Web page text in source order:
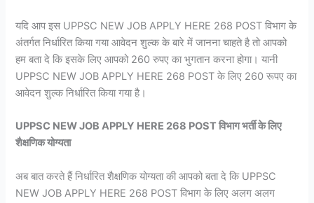
यदि आप इस UPPSC NEW JOB APPLY HERE 268 POST विभाग के
अंतर्गत निर्धारित किया गया आवेदन शुल्क के बारे में जानना चाहते है तो आपको
हम बता दे कि इसके लिए आपको 260 रुपए का भुगतान करना होगा। यानी
UPPSC NEW JOB APPLY HERE 268 POST के लिए 260 रूपए का
आवेदन शुल्क निर्धारित किया गया है।
UPPSC NEW JOB APPLY HERE 268 POST विभाग भर्ती के लिए
शैक्षणिक योग्यता
अब बात करते हैं निर्धारित शैक्षणिक योग्यता की आपको बता दे कि UPPSC
NEW JOB APPLY HERE 268 POST विभाग के लिए अलग अलग